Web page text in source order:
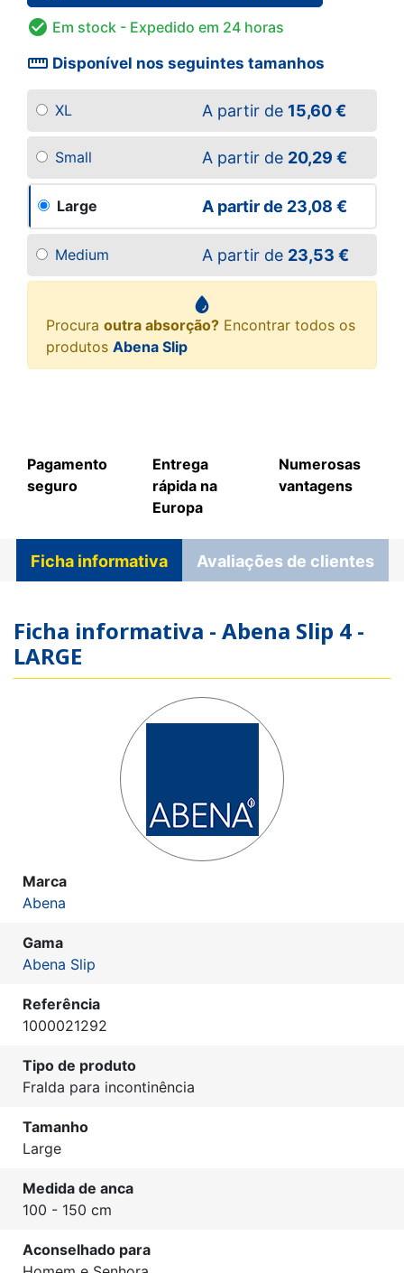
 Em stock - Expedido em 24 horas
straighten Disponível nos seguintes tamanhos
XL A partir de 15,60 €
Small A partir de 20,29 €
Large A partir de 23,08 €
Medium A partir de 23,53 €
Procura outra absorção? Encontrar todos os
produtos Abena Slip
Pagamento
seguro
Entrega
rápida na
Europa
Numerosas
vantagens
Ficha informativa Avaliações de clientes
Ficha informativa - Abena Slip 4 -
LARGE
Marca
Abena
Gama
Abena Slip
Referência
1000021292
Tipo de produto
Fralda para incontinência
Tamanho
Large
Medida de anca
100 - 150 cm
Aconselhado para